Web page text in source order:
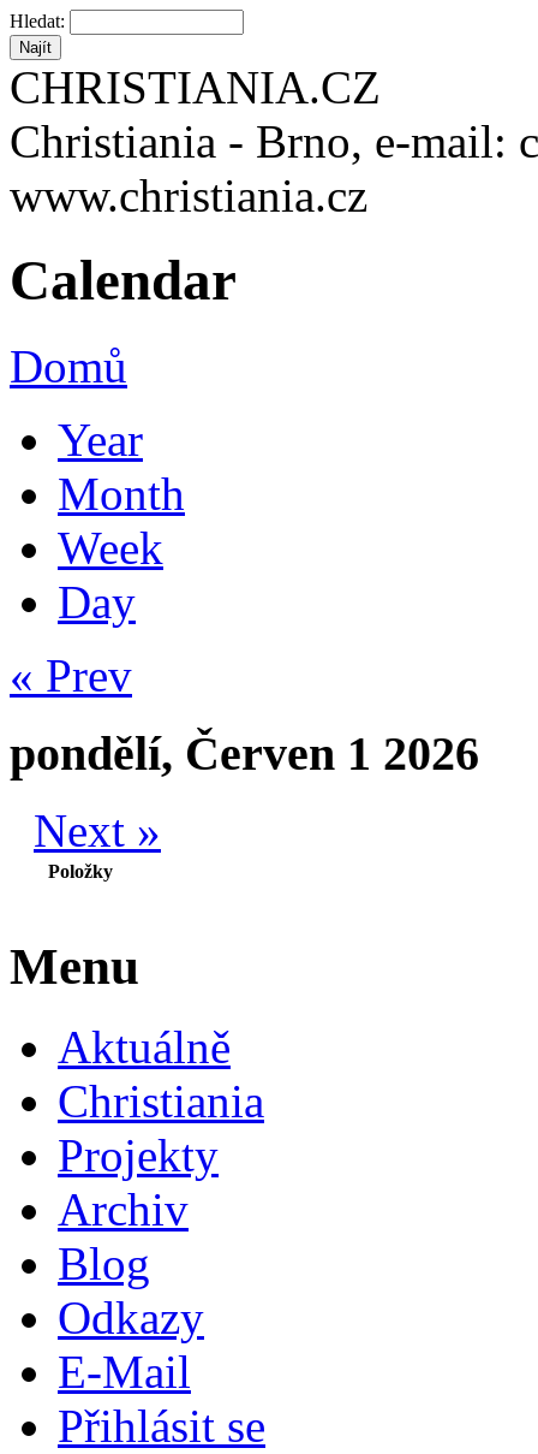
Hledat:
CHRISTIANIA.CZ
Christiania - Brno, e-mail:
www.christiania.cz
Calendar
Domů
Year
Month
Week
Day
« Prev
pondělí, Červen 1 2026
Next »
Položky
Menu
Aktuálně
Christiania
Projekty
Archiv
Blog
Odkazy
E-Mail
Přihlásit se